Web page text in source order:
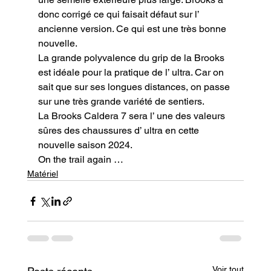
donc corrigé ce qui faisait défaut sur l’
ancienne version. Ce qui est une très bonne
nouvelle.
La grande polyvalence du grip de la Brooks
est idéale pour la pratique de l’ ultra. Car on
sait que sur ses longues distances, on passe
sur une très grande variété de sentiers.
La Brooks Caldera 7 sera l’ une des valeurs
sûres des chaussures d’ ultra en cette
nouvelle saison 2024.
On the trail again …
Matériel